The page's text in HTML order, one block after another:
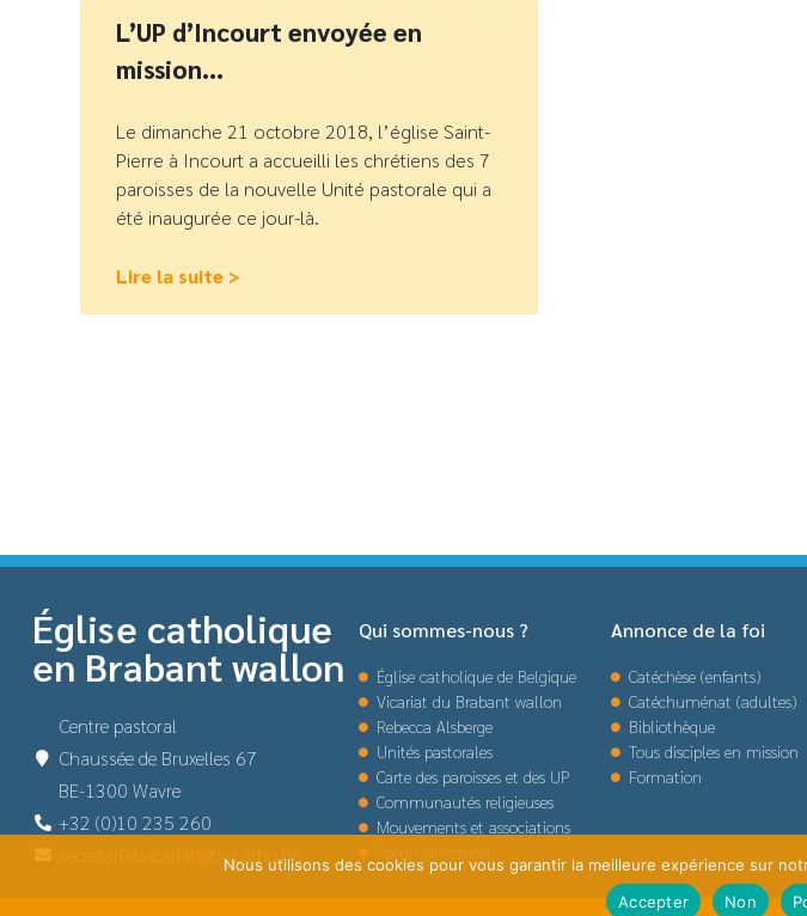
L’UP d’Incourt envoyée en
mission…
Le dimanche 21 octobre 2018, l’église Saint-
Pierre à Incourt a accueilli les chrétiens des 7
paroisses de la nouvelle Unité pastorale qui a
été inaugurée ce jour-là.
Lire la suite >
Église catholique
en Brabant wallon
Centre pastoral
Chaussée de Bruxelles 67
BE-1300 Wavre
+32 (0)10 235 260
secretariat.vicariat@bwcatho.be
Qui sommes-nous ?
Église catholique de Belgique
Vicariat du Brabant wallon
Rebecca Alsberge
Unités pastorales
Carte des paroisses et des UP
Communautés religieuses
Mouvements et associations
Annonce de la foi
Catéchèse (enfants)
Catéchuménat (adultes)
Bibliothèque
Tous disciples en mission
Formation
Nous utilisons des cookies pour vous garantir la meilleure expérience sur
Accepter
Non